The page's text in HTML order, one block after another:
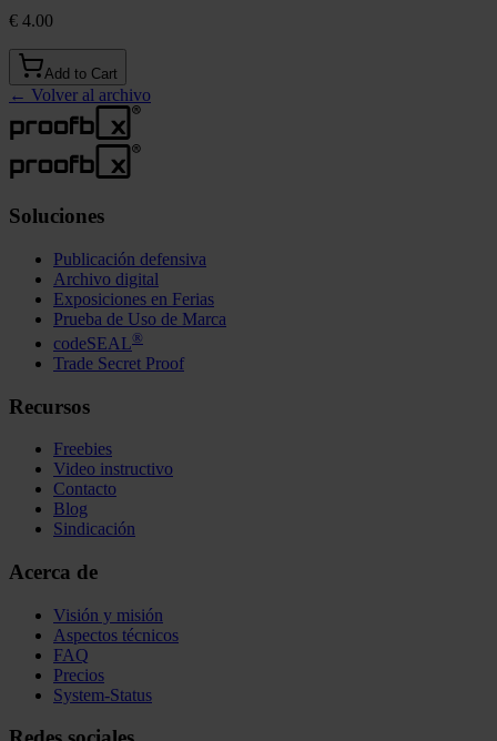
€ 4.00
Add to Cart
← Volver al archivo
Soluciones
Publicación defensiva
Archivo digital
Exposiciones en Ferias
Prueba de Uso de Marca
codeSEAL®
Trade Secret Proof
Recursos
Freebies
Video instructivo
Contacto
Blog
Sindicación
Acerca de
Visión y misión
Aspectos técnicos
FAQ
Precios
System-Status